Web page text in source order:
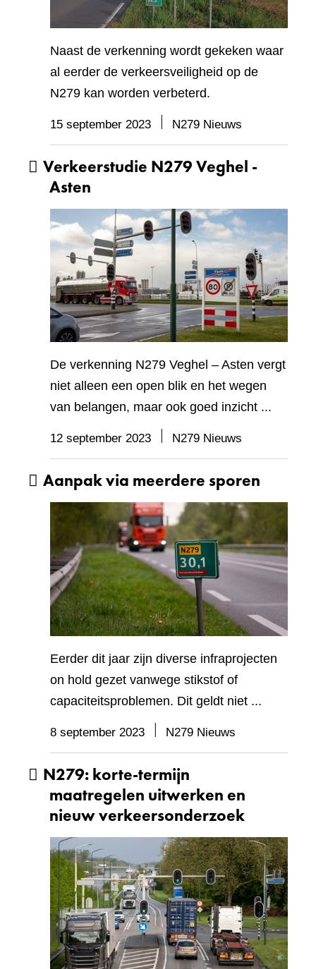
Naast de verkenning wordt gekeken waar
al eerder de verkeersveiligheid op de
N279 kan worden verbeterd.
15 september 2023 N279 Nieuws
Verkeerstudie N279 Veghel -
Asten
De verkenning N279 Veghel – Asten vergt
niet alleen een open blik en het wegen
van belangen, maar ook goed inzicht ...
12 september 2023 N279 Nieuws
Aanpak via meerdere sporen
Eerder dit jaar zijn diverse infraprojecten
on hold gezet vanwege stikstof of
capaciteitsproblemen. Dit geldt niet ...
8 september 2023 N279 Nieuws
N279: korte-termijn
maatregelen uitwerken en
nieuw verkeersonderzoek